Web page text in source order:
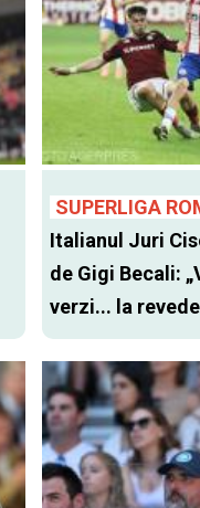
SUPERLIGA
Italianul Juri
de Gigi Becali:
verzi... la